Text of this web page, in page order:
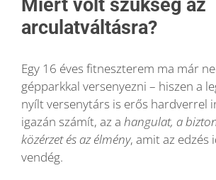
Miért volt szükség az
arculatváltásra?
Egy 16 éves fitneszterem ma már
gépparkkal versenyezni – hiszen a
nyílt versenytárs is erős hardverrel
igazán számít, az a hangulat, a
közérzet és az élmény, amit az edzés
vendég.